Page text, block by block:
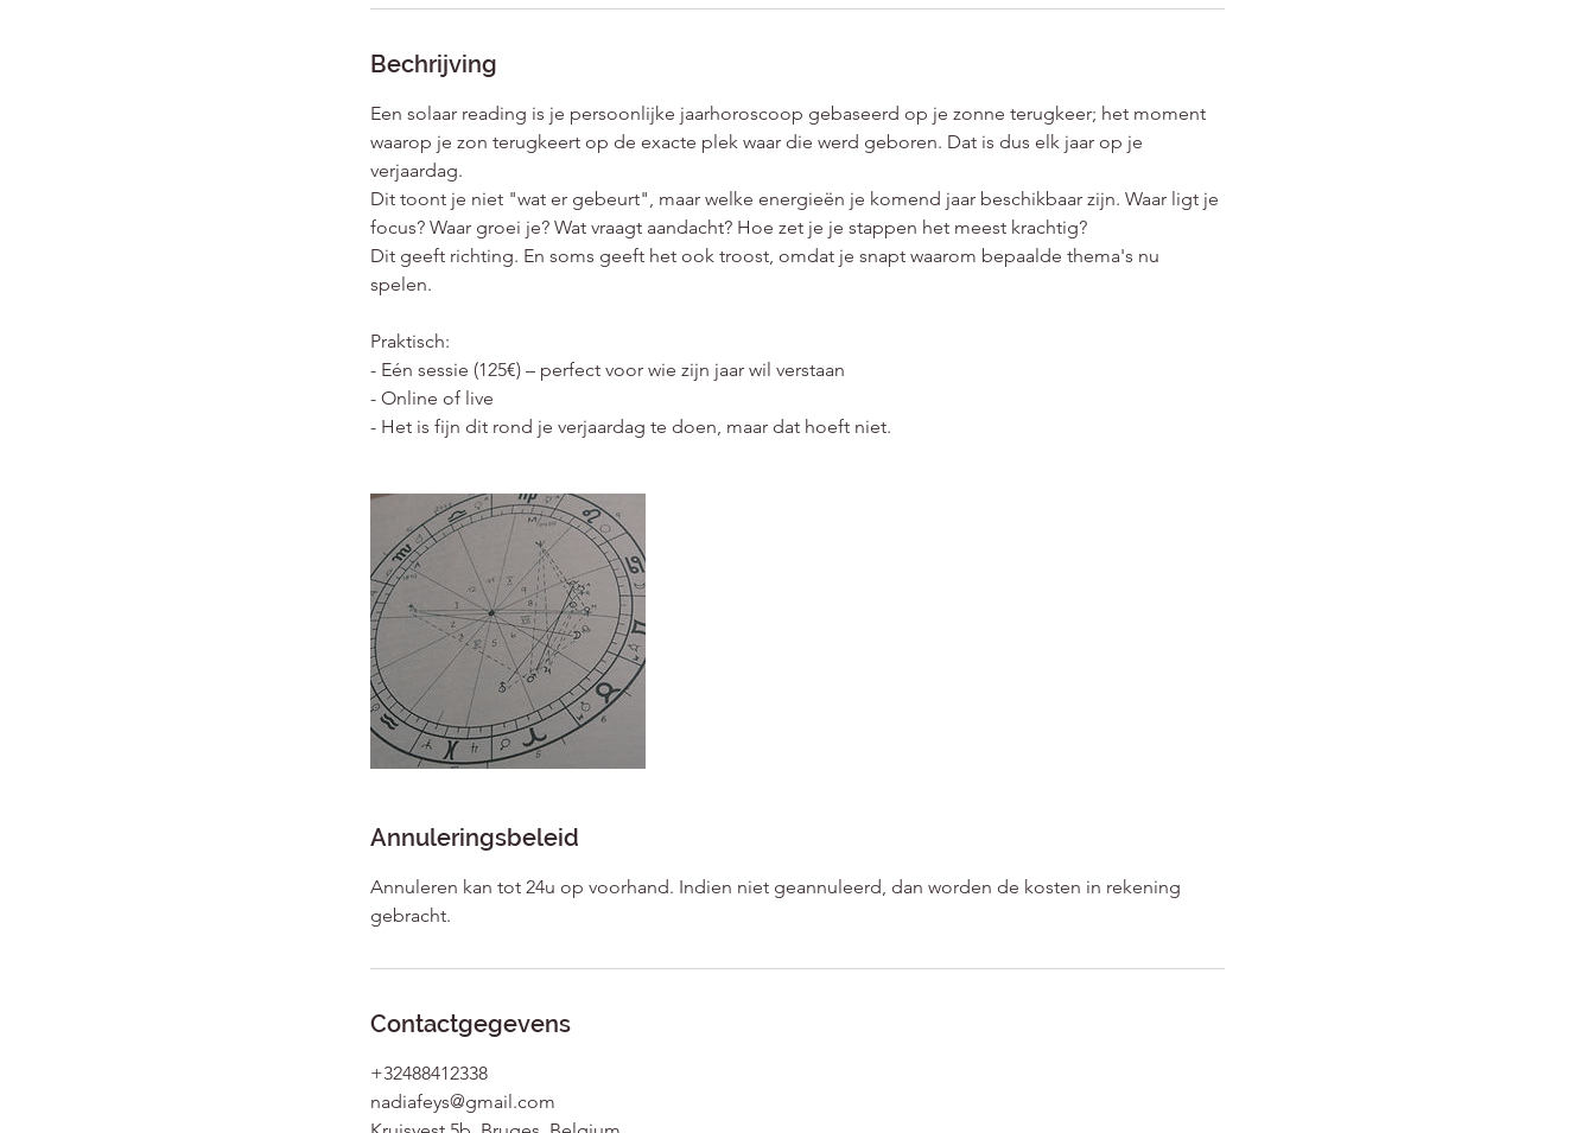
Bechrijving
Een solaar reading is je persoonlijke jaarhoroscoop gebaseerd op je zonne terugkeer; het moment
waarop je zon terugkeert op de exacte plek waar die werd geboren. Dat is dus elk jaar op je
verjaardag.
Dit toont je niet "wat er gebeurt", maar welke energieën je komend jaar beschikbaar zijn. Waar ligt je
focus? Waar groei je? Wat vraagt aandacht? Hoe zet je je stappen het meest krachtig?
Dit geeft richting. En soms geeft het ook troost, omdat je snapt waarom bepaalde thema's nu
spelen.
Praktisch:
- Eén sessie (125€) – perfect voor wie zijn jaar wil verstaan
- Online of live
- Het is fijn dit rond je verjaardag te doen, maar dat hoeft niet.
Annuleringsbeleid
Annuleren kan tot 24u op voorhand. Indien niet geannuleerd, dan worden de kosten in rekening
gebracht.
Contactgegevens
+32488412338
nadiafeys@gmail.com